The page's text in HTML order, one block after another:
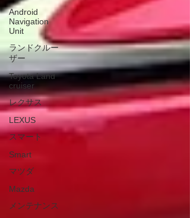
Android
Navigation
Unit
ランドクルー
ザー
Toyota Land
cruiser
レクサス
LEXUS
スマート
Smart
マツダ
Mazda
メンテナンス